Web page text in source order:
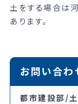
土をする場合は
あります。
お問い合わ
都市建設部/